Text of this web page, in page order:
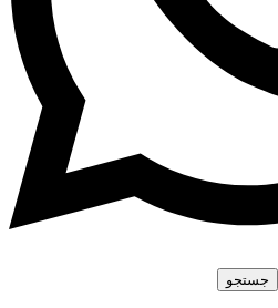
جستجو